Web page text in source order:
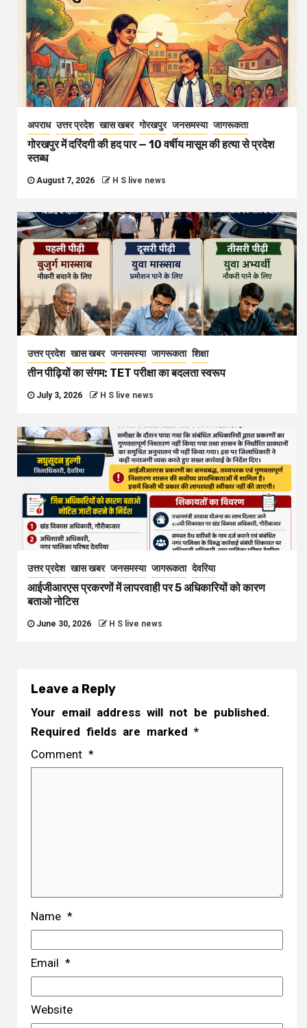
अपराध उत्तर प्रदेश खास खबर गोरखपुर जनसमस्या जागरूकता
गोरखपुर में दरिंदगी की हद पार — 10 वर्षीय मासूम की हत्या से प्रदेश
स्तब्ध
August 7, 2026 H S live news
उत्तर प्रदेश खास खबर जनसमस्या जागरूकता शिक्षा
तीन पीढ़ियों का संगम: TET परीक्षा का बदलता स्वरूप
July 3, 2026 H S live news
उत्तर प्रदेश खास खबर जनसमस्या जागरूकता देवरिया
आईजीआरएस प्रकरणों में लापरवाही पर 5 अधिकारियों को कारण
बताओ नोटिस
June 30, 2026 H S live news
Leave a Reply
Your email address will not be published.
Required fields are marked *
Comment *
Name *
Email *
Website